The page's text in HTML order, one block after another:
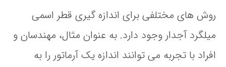
روش های مختلفی برای اندازه گیری قطر اسمی
میلگرد آجدار وجود دارد. به عنوان مثال، مهندسان و
افراد با تجربه می توانند اندازه یک آرماتور را به